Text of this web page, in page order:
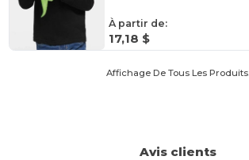
À partir de:
17,18 $
Affichage De Tous Les Produits.
Avis clients